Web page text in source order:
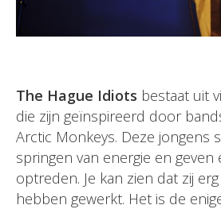
The Hague Idiots bestaat uit
die zijn geïnspireerd door
Arctic Monkeys. Deze jongens
springen van energie en
optreden. Je kan zien dat zij
hebben gewerkt. Het is de